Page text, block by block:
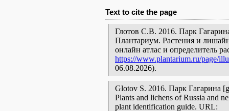
Text to cite the page
Глотов С.В. 2016. Парк
Плантариум. Растения и
онлайн атлас и определитель
https://www.plantarium.ru/page/
06.08.2026).
Glotov S. 2016. Парк Гагарина
Plants and lichens of Russia and
plant identification guide. URL: